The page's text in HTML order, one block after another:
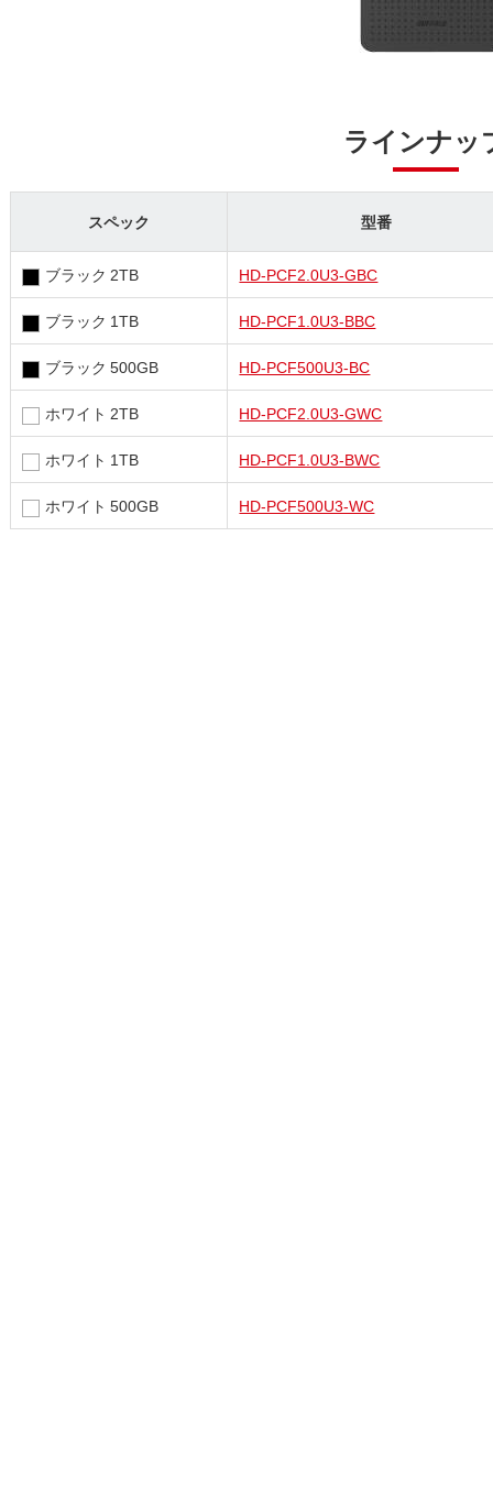
ラインナッ
スペック 型番
ブラック 2TB HD-PCF2.0U3-GBC
ブラック 1TB HD-PCF1.0U3-BBC
ブラック 500GB HD-PCF500U3-BC
ホワイト 2TB HD-PCF2.0U3-GWC
ホワイト 1TB HD-PCF1.0U3-BWC
ホワイト 500GB HD-PCF500U3-WC